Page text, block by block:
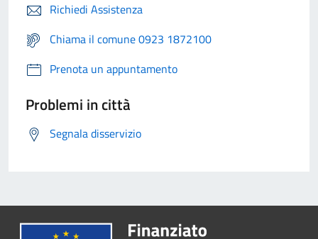
Richiedi Assistenza
Chiama il comune 0923 1872100
Prenota un appuntamento
Problemi in città
Segnala disservizio